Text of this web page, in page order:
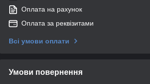
Оплата на рахунок
Оплата за реквізитами
Всі умови оплати
Умови повернення